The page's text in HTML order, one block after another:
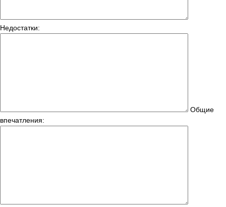
Недостатки:
Общие
впечатления: